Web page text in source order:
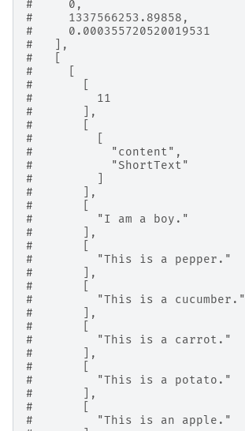
#     0,
#     1337566253.89858,
#     0.000355720520019531
#   ],
#   [
#     [
#       [
#         11
#       ],
#       [
#         [
#           "content",
#           "ShortText"
#         ]
#       ],
#       [
#         "I am a boy."
#       ],
#       [
#         "This is a pepper."
#       ],
#       [
#         "This is a cucumber."
#       ],
#       [
#         "This is a carrot."
#       ],
#       [
#         "This is a potato."
#       ],
#       [
#         "This is an apple."